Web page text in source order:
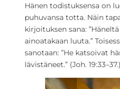
Hänen todistuksensa on
puhuvansa totta. Näin
kirjoituksen sana:
ainoatakaan luuta.”
sanotaan: ”He katsoivat
lävistäneet.” (Joh. 19:33–37.)